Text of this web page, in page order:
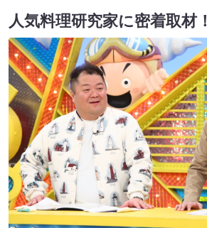
人気料理研究家に密着取材！